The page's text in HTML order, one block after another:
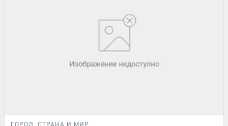
ГОРОД СТРАНА И МИР